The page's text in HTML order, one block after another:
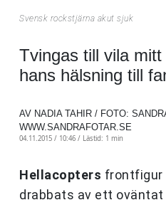
Svensk rockstjärna akut sjuk
Tvingas till vila
hans hälsning till
AV NADIA TAHIR / FOTO:
WWW.SANDRAFOTAR.SE
04.11.2015 / 10:46 / Lästid: 1 min
Hellacopters frontfigur
drabbats av ett oväntat